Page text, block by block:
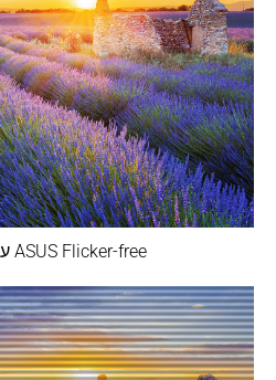
עם טכנולוגיית ASUS Flicker-free